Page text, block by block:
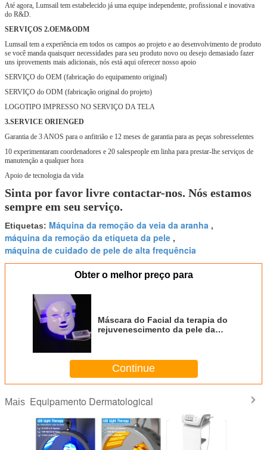
Até agora, Lumsail tem estabelecido já uma equipe independente, profissional e inovativa
do R&D.
SERVIÇOS 2.OEM&ODM
Lumsail tem a experiência em todos os campos ao projeto e ao desenvolvimento de produto
se você manda quaisquer necessidades para seu produto novo ou desejo demasiado fazer
uns iprovements mais adicionais, nós está aqui oferecer nosso apoio
SERVIÇO do OEM (fabricação do equipamento original)
SERVIÇO do ODM (fabricação original do projeto)
LOGOTIPO IMPRESSO NO SERVIÇO DA TELA
3.SERVICE ORIENGED
Garantia de 3 ANOS para o anfitrião e 12 meses de garantia para as peças sobresselentes
10 experimentaram coordenadores e 20 salespeople em linha para prestar-lhe serviços de
manutenção a qualquer hora
Apoio de tecnologia da vida
Sinta por favor livre contactar-nos. Nós estamos
sempre em seu serviço.
Etiquetas: Máquina da remoção da veia da aranha ,
máquina da remoção da etiqueta da pele ,
máquina de cuidado de pele de alta frequência
Obter o melhor preço para
Máscara do Facial da terapia do
rejuvenescimento da pele da
Continue
Mais Equipamento Dermatological